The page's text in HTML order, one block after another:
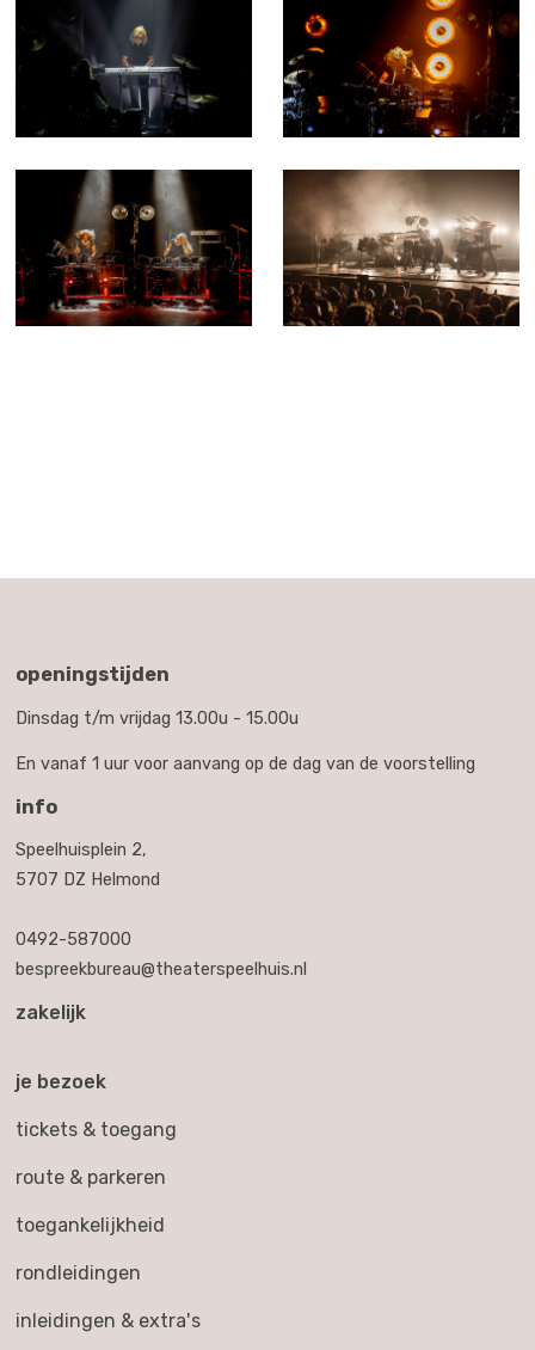
openingstijden
Dinsdag t/m vrijdag 13.00u - 15.00u
En vanaf 1 uur voor aanvang op de dag van de voorstelling
info
Speelhuisplein 2,
5707 DZ Helmond
0492-587000
bespreekbureau@theaterspeelhuis.nl
zakelijk
je bezoek
tickets & toegang
route & parkeren
toegankelijkheid
rondleidingen
inleidingen & extra's